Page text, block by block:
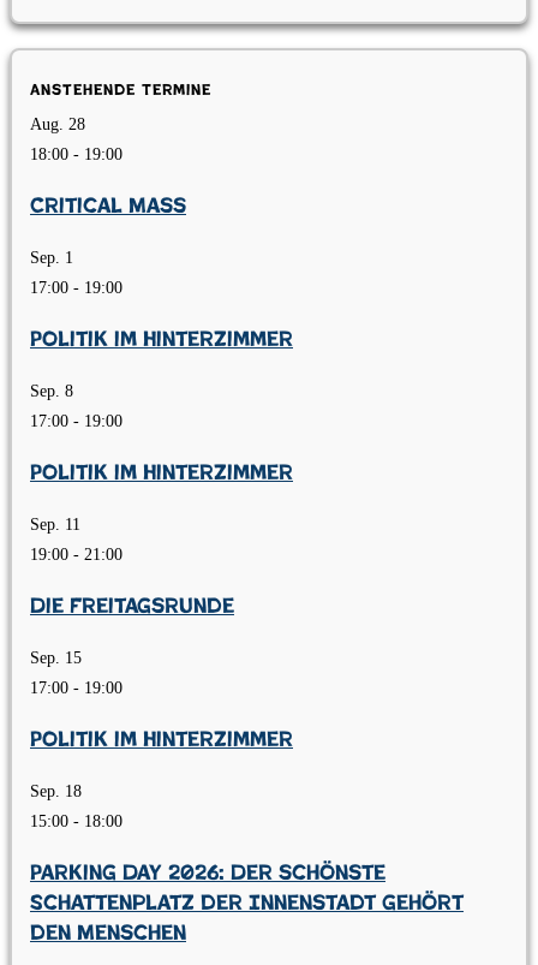
Anstehende Termine
Aug. 28
18:00 - 19:00
Critical Mass
Sep. 1
17:00 - 19:00
Politik im Hinterzimmer
Sep. 8
17:00 - 19:00
Politik im Hinterzimmer
Sep. 11
19:00 - 21:00
Die Freitagsrunde
Sep. 15
17:00 - 19:00
Politik im Hinterzimmer
Sep. 18
15:00 - 18:00
Parking Day 2026: Der schönste
Schattenplatz der Innenstadt gehört
den Menschen